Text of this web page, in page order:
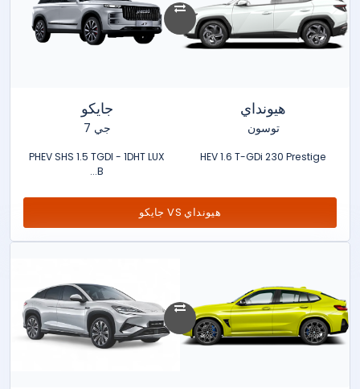
هيونداي
توسون
HEV 1.6 T-GDi 230 Prestige
جايكو
جي 7
PHEV SHS 1.5 TGDI - 1DHT LUX
هيونداي VS جايكو